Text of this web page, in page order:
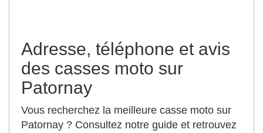
Adresse, téléphone et avis
des casses moto sur
Patornay
Vous recherchez la meilleure casse moto sur
Patornay ? Consultez notre guide et retrouvez